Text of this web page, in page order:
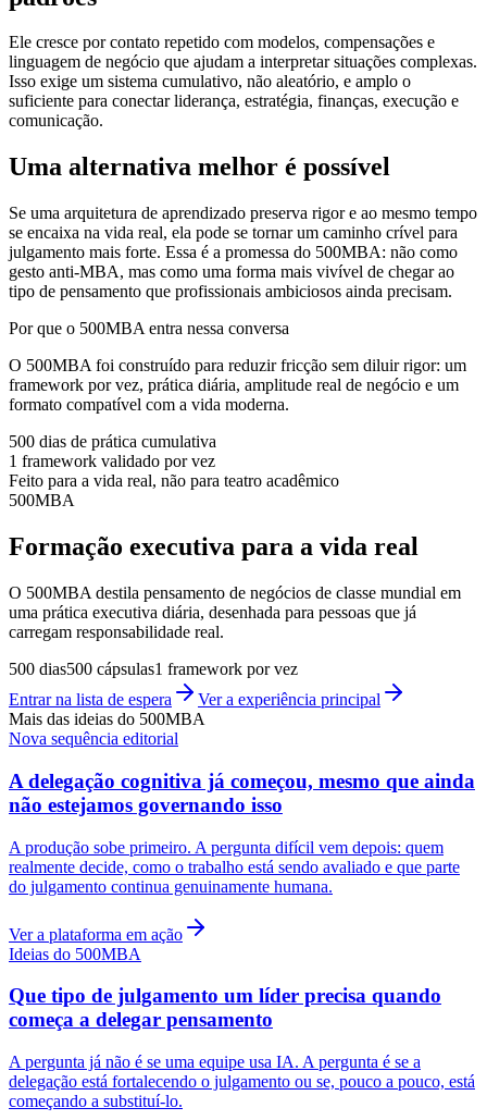
Ele cresce por contato repetido com modelos, compensações e
linguagem de negócio que ajudam a interpretar situações complexas.
Isso exige um sistema cumulativo, não aleatório, e amplo o
suficiente para conectar liderança, estratégia, finanças, execução e
comunicação.
Uma alternativa melhor é possível
Se uma arquitetura de aprendizado preserva rigor e ao mesmo tempo
se encaixa na vida real, ela pode se tornar um caminho crível para
julgamento mais forte. Essa é a promessa do 500MBA: não como
gesto anti-MBA, mas como uma forma mais vivível de chegar ao
tipo de pensamento que profissionais ambiciosos ainda precisam.
Por que o 500MBA entra nessa conversa
O 500MBA foi construído para reduzir fricção sem diluir rigor: um
framework por vez, prática diária, amplitude real de negócio e um
formato compatível com a vida moderna.
500 dias de prática cumulativa
1 framework validado por vez
Feito para a vida real, não para teatro acadêmico
500MBA
Formação executiva para a vida real
O 500MBA destila pensamento de negócios de classe mundial em
uma prática executiva diária, desenhada para pessoas que já
carregam responsabilidade real.
500 dias500 cápsulas1 framework por vez
Entrar na lista de espera
Ver a experiência principal
Mais das ideias do 500MBA
Nova sequência editorial
A delegação cognitiva já começou, mesmo que ainda
não estejamos governando isso
A produção sobe primeiro. A pergunta difícil vem depois: quem
realmente decide, como o trabalho está sendo avaliado e que parte
do julgamento continua genuinamente humana.
Ver a plataforma em ação
Ideias do 500MBA
Que tipo de julgamento um líder precisa quando
começa a delegar pensamento
A pergunta já não é se uma equipe usa IA. A pergunta é se a
delegação está fortalecendo o julgamento ou se, pouco a pouco, está
começando a substituí-lo.